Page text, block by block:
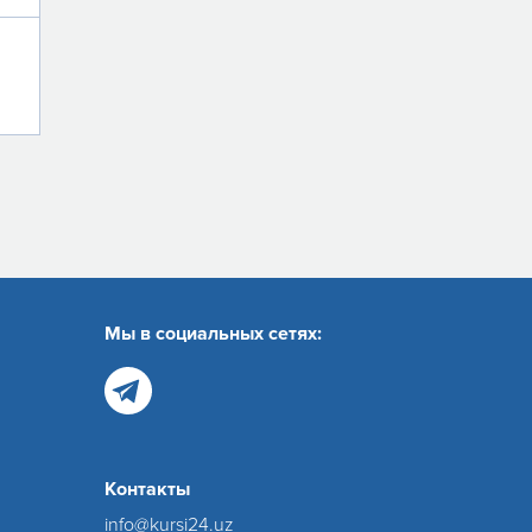
Мы в социальных сетях:
Контакты
info@kursi24.uz